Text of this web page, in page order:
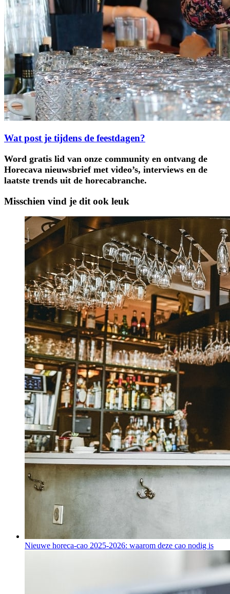
Wat post je tijdens de feestdagen?
Word gratis lid van onze community en ontvang de
Horecava nieuwsbrief met video’s, interviews en de
laatste trends uit de horecabranche.
Misschien vind je dit ook leuk
Nieuwe horeca-cao 2025-2026: waarom deze cao nodig is